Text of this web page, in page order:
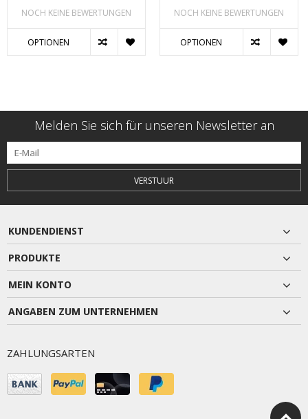
NOCH KEINE BEWERTUNGEN
OPTIONEN
NOCH KEINE BEWERTUNGEN
OPTIONEN
Melden Sie sich für unseren Newsletter an
VERSTUUR
KUNDENDIENST
PRODUKTE
MEIN KONTO
ANGABEN ZUM UNTERNEHMEN
ZAHLUNGSARTEN